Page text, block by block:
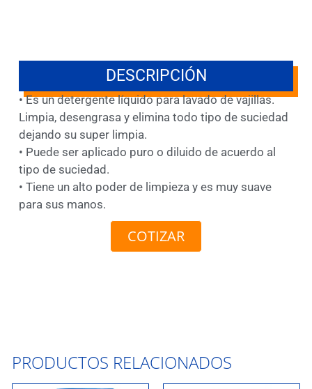
DESCRIPCIÓN
• Es un detergente líquido para lavado de vajillas.
Limpia, desengrasa y elimina todo tipo de suciedad
dejando su super limpia.
• Puede ser aplicado puro o diluido de acuerdo al
tipo de suciedad.
• Tiene un alto poder de limpieza y es muy suave
para sus manos.
COTIZAR
PRODUCTOS RELACIONADOS